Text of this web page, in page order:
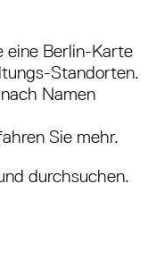
eine Berlin-Karte
Standorten.
Namen
Sie mehr.
durchsuchen.